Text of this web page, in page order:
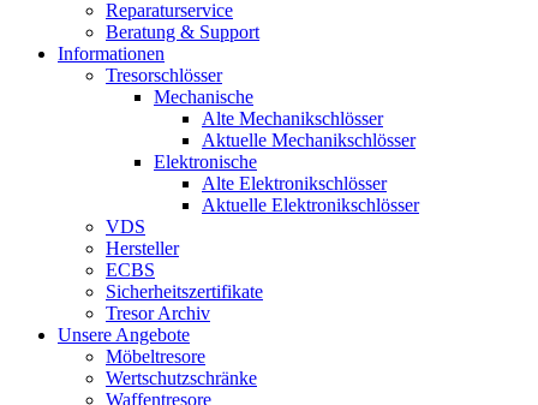
Reparaturservice
Beratung & Support
Informationen
Tresorschlösser
Mechanische
Alte Mechanikschlösser
Aktuelle Mechanikschlösser
Elektronische
Alte Elektronikschlösser
Aktuelle Elektronikschlösser
VDS
Hersteller
ECBS
Sicherheitszertifikate
Tresor Archiv
Unsere Angebote
Möbeltresore
Wertschutzschränke
Waffentresore